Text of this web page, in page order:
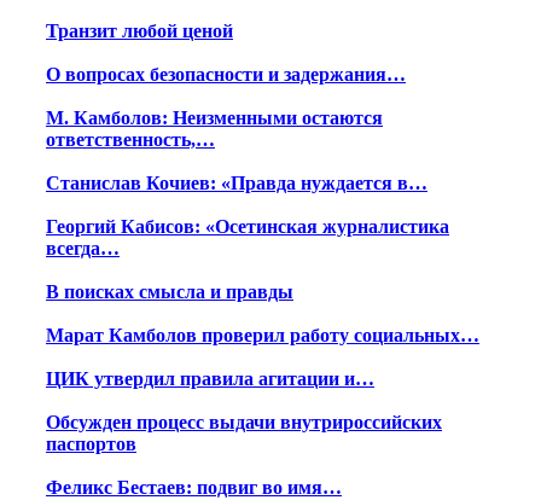
Транзит любой ценой
О вопросах безопасности и задержания…
М. Камболов: Неизменными остаются
ответственность,…
Станислав Кочиев: «Правда нуждается в…
Георгий Кабисов: «Осетинская журналистика
всегда…
В поисках смысла и правды
Марат Камболов проверил работу социальных…
ЦИК утвердил правила агитации и…
Обсужден процесс выдачи внутрироссийских
паспортов
Феликс Бестаев: подвиг во имя…